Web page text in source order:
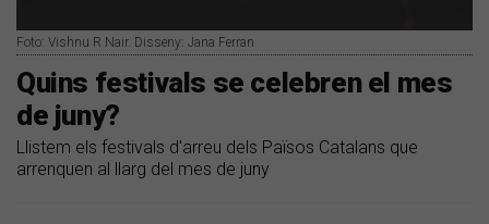
Foto: Vishnu R Nair. Disseny: Jana Ferran
Quins festivals se celebren el mes
de juny?
Llistem els festivals d'arreu dels Països Catalans que
arrenquen al llarg del mes de juny